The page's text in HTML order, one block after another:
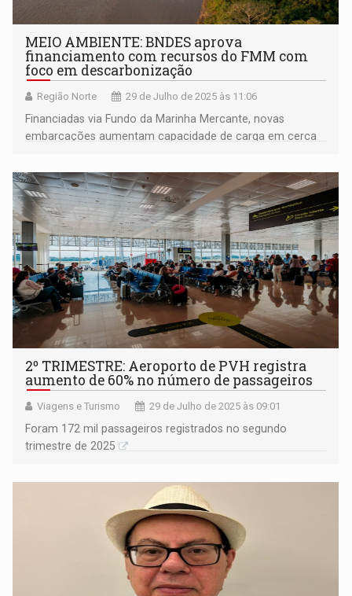
MEIO AMBIENTE: BNDES aprova
financiamento com recursos do FMM com
foco em descarbonização
Região Norte 29 de Julho de 2025 às 11:06
Financiadas via Fundo da Marinha Mercante, novas
embarcações aumentam capacidade de carga em cerca
de CO2
2º TRIMESTRE: Aeroporto de PVH registra
aumento de 60% no número de passageiros
Viagens e Turismo 29 de Julho de 2025 às 09:01
Foram 172 mil passageiros registrados no segundo
trimestre de 2025